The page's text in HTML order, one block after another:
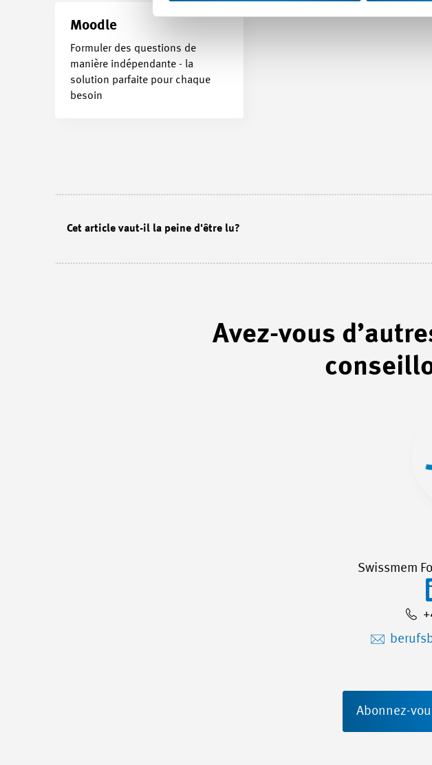
Moodle
Formuler des questions de
manière indépendante - la
solution parfaite pour chaque
besoin
Cet article vaut-il la peine d'être lu?
Avez-vous
Swissmem
Abonnez-